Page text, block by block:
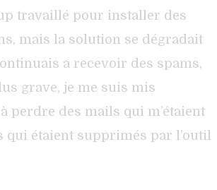
travaillé pour installer des
mais la solution se dégradait
a recevoir des spams,
grave, je me suis mis
perdre des mails qui m’étaient
qui étaient supprimés par l’outil